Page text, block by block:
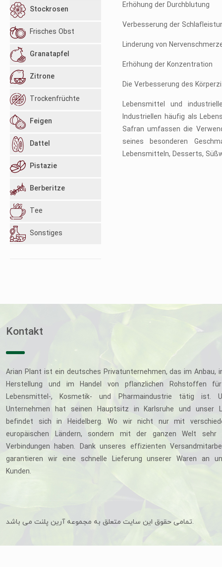
Erhöhung der Durchblutung
Verbesserung der
Linderung von
Erhöhung der Konzentration
Die Verbesserung des
Lebensmittel und
Industriellen häufig als
Safran umfassen die
seines besonderen
Lebensmitteln, Desserts,
Stockrosen
Frisches Obst
Granatapfel
Zitrone
Trockenfrüchte
Feigen
Dattel
Pistazie
Berberitze
Tee
Sonstiges
Kontakt
Arian Plant ist ein deutsches Privatunternehmen, das im Anbau,
Herstellung und im Handel von pflanzlichen Rohstoffen
Lebensmittel-, Kosmetik- und Pharmaindustrie tätig ist.
Unternehmen hat seinen Hauptsitz in Karlsruhe und unser
befindet sich in Heidelberg. Wo wir nicht nur mit
europäischen Ländern, sondern mit der ganzen Welt sehr
Verbindungen haben. Dank unseres effizienten
garantieren wir eine schnelle Lieferung unserer Waren an
Kunden.
تمامی حقوق این سایت متعلق به مجموعه آرین پلنت می باشد.